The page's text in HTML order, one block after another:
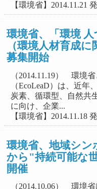
【環境省】2014.11.21
環境省、「環境 人
（環境人材育成に
募集開始
（2014.11.19） 環境
（EcoLeaD）は、近
炭素、循環型、自然共
に向け、企業...
【環境省】2014.11.18
環境省、地域シ
から"持続可能な
開催
（2014.10.06） 環境